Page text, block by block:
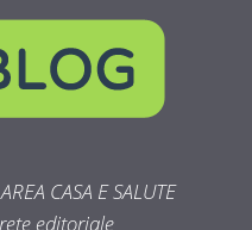
CASA E SALUTE
editoriale